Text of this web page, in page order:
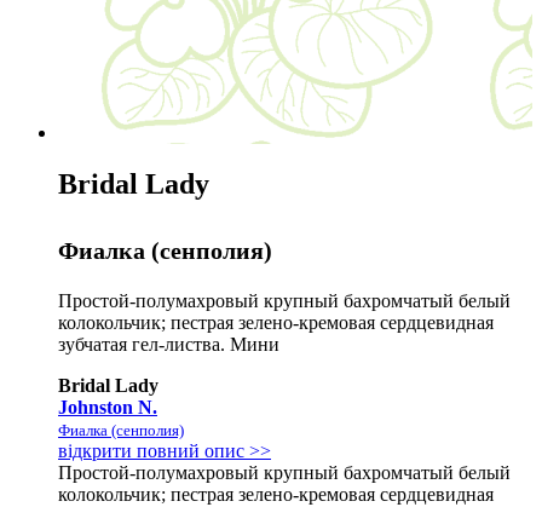
Bridal Lady
Фиалка (сенполия)
Простой-полумахровый крупный бахромчатый белый
колокольчик; пестрая зелено-кремовая сердцевидная
зубчатая гел-листва. Мини
Bridal Lady
Johnston N.
Фиалка (сенполия)
відкрити повний опис >>
Простой-полумахровый крупный бахромчатый белый
колокольчик; пестрая зелено-кремовая сердцевидная